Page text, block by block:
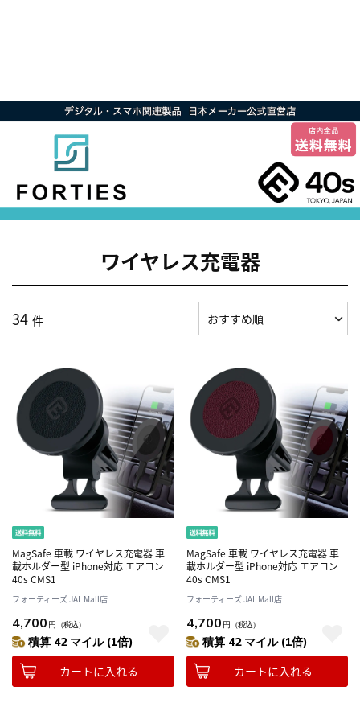
ワイヤレス充電器
34 件
MagSafe 車載 ワイヤレス充電器 車
載ホルダー型 iPhone対応 エアコン
40s CMS1
フォーティーズ JAL Mall店
4,700 円 （税込）
積算 42 マイル (1倍)
カートに入れる
MagSafe 車載 ワイヤレス充電器 車
載ホルダー型 iPhone対応 エアコン
40s CMS1
フォーティーズ JAL Mall店
4,700 円 （税込）
積算 42 マイル (1倍)
カートに入れる